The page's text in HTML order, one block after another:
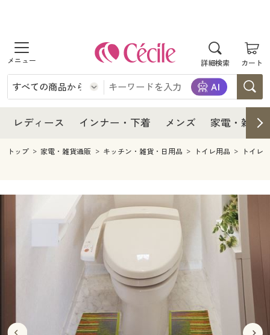
詳細検索 カート
商品を探す
レディース
レディースファッション
インナー・下着
インナー・下着通販すべて
ジュニア・ティーンズ下着
メンズ
メンズファッション
メンズ下着
家電・雑貨すべて
家電
キッチン・雑貨・日用品
寝具・インテリア・家具
寝具・インテリア・家具通販すべて
美容・健康
美容・健康通販すべて
美容・健康・サプリメント
制服・スクール
制服・スクールすべて
大きいサイズ
レディース インナー・下着 メンズ 家電・雑貨
レディース
レディース通販すべて
レディースファッション
インナー・下着
インナー・下着通販すべて
ジュニア・ティーンズ下着
メンズ
キッチン・雑貨・日用品
寝具・インテリア・家具通販すべて
家具・収納
カーテン・ラグ・ファブリック
美容・健康通販すべて
美容・健康・サプリメント
制服・スクール
制服・スクールすべて
大きいサイズ通販すべて
トップ 家電・雑貨通販 キッチン・雑貨・日用品 トイレ用品 トイレ